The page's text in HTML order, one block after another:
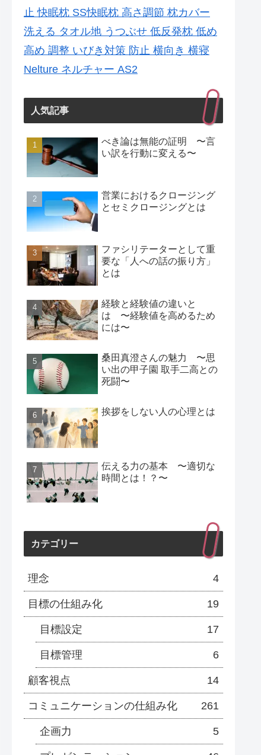
止 快眠枕 SS快眠枕 高さ調節 枕カバー
洗える タオル地 うつぶせ 低反発枕 低め
高め 調整 いびき対策 防止 横向き 横寝
Nelture ネルチャー AS2
人気記事
べき論は無能の証明 〜言
い訳を行動に変える〜
営業におけるクロージング
とセミクロージングとは
ファシリテーターとして重
要な「人への話の振り方」
とは
経験と経験値の違いと
は 〜経験値を高めるため
には〜
桑田真澄さんの魅力 〜思
い出の甲子園 取手二高との
死闘〜
挨拶をしない人の心理とは
伝える力の基本 〜適切な
時間とは！？〜
カテゴリー
理念 4
目標の仕組み化 19
目標設定 17
目標管理 6
顧客視点 14
コミュニケーションの仕組み化 261
企画力 5